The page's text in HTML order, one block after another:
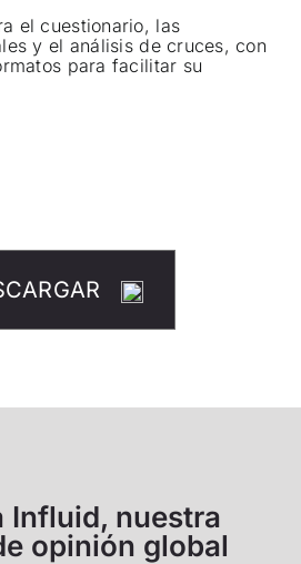
el cuestionario, las
y el análisis de cruces, con
para facilitar su
Influid, nuestra
opinión global